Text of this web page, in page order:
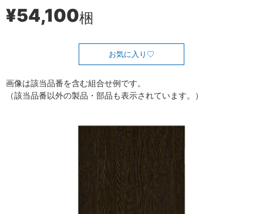
¥54,100梱
お気に入り
画像は該当品番を含む組合せ例です。
（該当品番以外の製品・部品も表示されています。）